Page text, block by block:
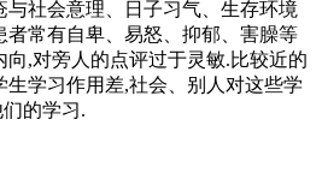
社会意理、日子习气、生存环境
者常有自卑、易怒、抑郁、害臊等
,对旁人的点评过于灵敏.比较近的
学习作用差,社会、别人对这些学
的学习.